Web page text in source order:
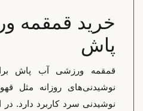
خرید قمقمه
پاش
قمقمه ورزشی آب پاش
نوشیدنی‌های روزانه مثل
نوشیدنی سرد کاربرد دارد. در